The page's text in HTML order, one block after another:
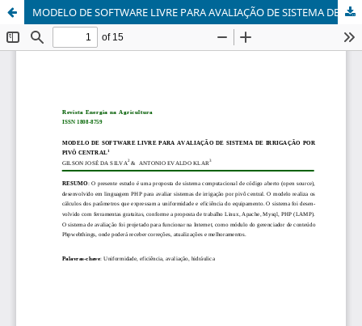
MODELO DE SOFTWARE LIVRE PARA AVALIAÇÃO DE SISTEMA DE IRRIGAÇÃO POR PIVÔ CENTRAL